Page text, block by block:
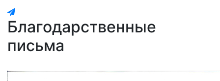
Благодарственные
письма